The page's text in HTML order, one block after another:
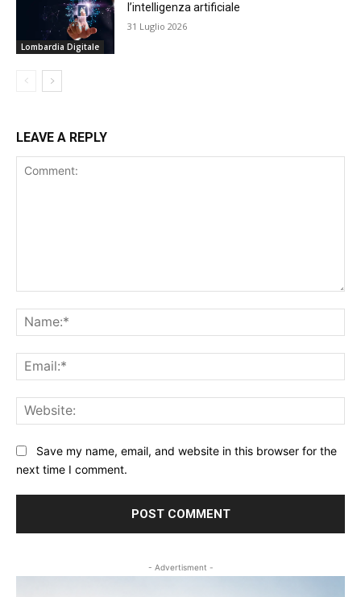
Lombardia Digitale
l’intelligenza artificiale
31 Luglio 2026
LEAVE A REPLY
Save my name, email, and website in this browser for the
next time I comment.
- Advertisment -